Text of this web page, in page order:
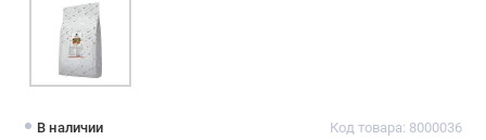
В наличии Код товара: 8000036